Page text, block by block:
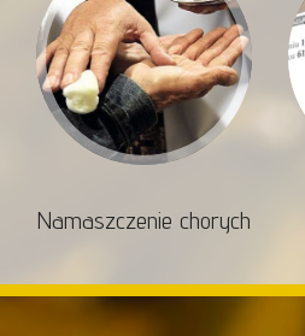
Namaszczenie chorych